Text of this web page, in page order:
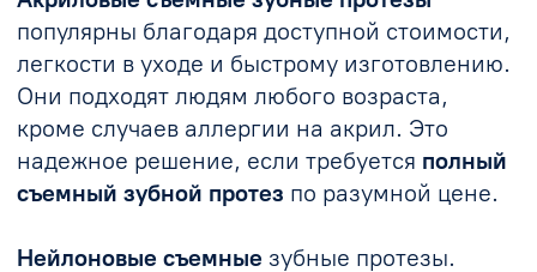
распределяющая нагрузку на челюсть, что
делает жевание более комфортным. Цена
съемного зубного протеза челюстиэтого
типа зависит от материалов и
индивидуальных параметров.
Сколько стоит съемный зубной протез в
Ростове-на-Дону?
зависит от выбранного типа, материалов и